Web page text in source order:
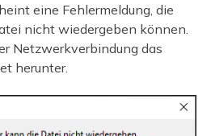
eine Fehlermeldung, die
nicht wiedergeben können.
Netzwerkverbindung das
herunter.